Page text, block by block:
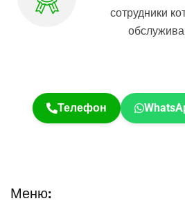
сотрудники
Телефон
Меню: